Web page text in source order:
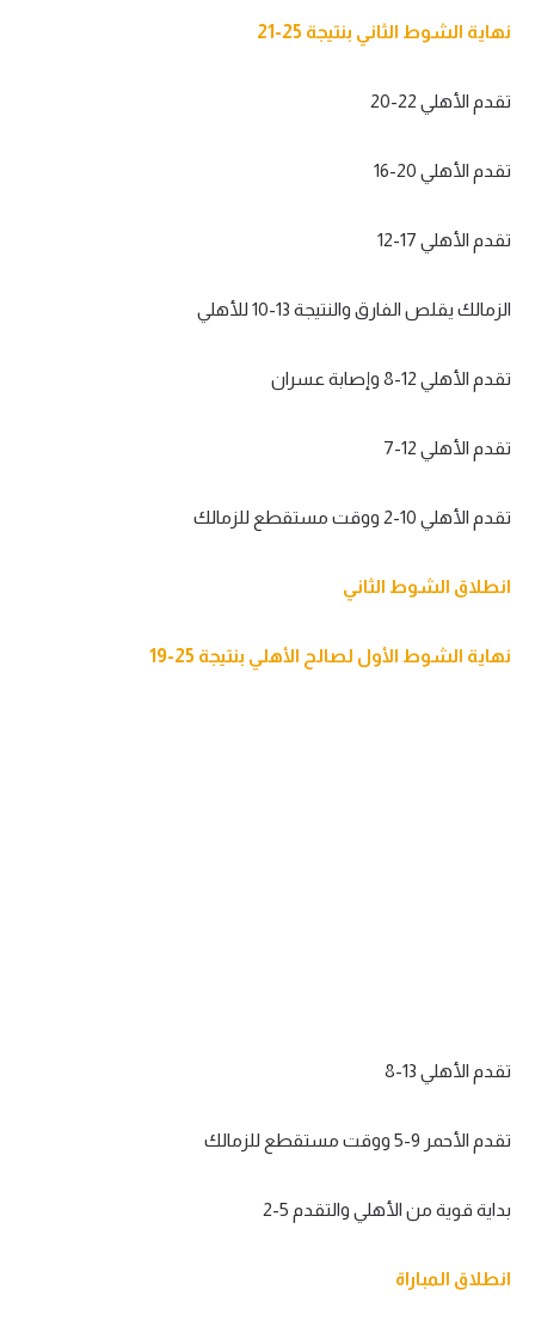
نهاية الشوط الثاني بنتيجة 25-21
تقدم الأهلي 22-20
تقدم الأهلي 20-16
تقدم الأهلي 17-12
الزمالك يقلص الفارق والنتيجة 13-10 للأهلي
تقدم الأهلي 12-8 وإصابة عسران
تقدم الأهلي 12-7
تقدم الأهلي 10-2 ووقت مستقطع للزمالك
انطلاق الشوط الثاني
نهاية الشوط الأول لصالح الأهلي بنتيجة 25-19
تقدم الأهلي 13-8
تقدم الأحمر 9-5 ووقت مستقطع للزمالك
بداية قوية من الأهلي والتقدم 5-2
انطلاق المباراة